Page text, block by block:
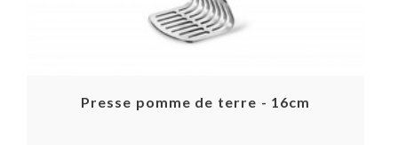
Presse pomme de terre - 16cm